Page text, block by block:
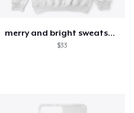
merry and bright sweatshirt christmas
$33